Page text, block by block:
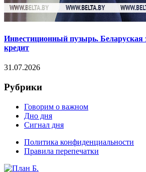
Инвестиционный пузырь. Беларуская
кредит
31.07.2026
Рубрики
Говорим о важном
Дно дня
Сигнал дня
Политика конфиденциальности
Правила перепечатки